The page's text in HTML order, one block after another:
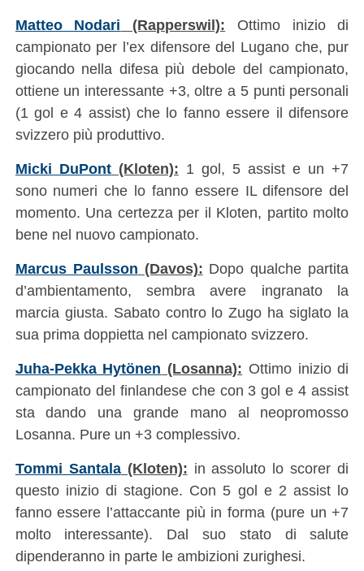
Matteo Nodari (Rapperswil): Ottimo inizio di
campionato per l’ex difensore del Lugano che, pur
giocando nella difesa più debole del campionato,
ottiene un interessante +3, oltre a 5 punti personali
(1 gol e 4 assist) che lo fanno essere il difensore
svizzero più produttivo.
Micki DuPont(Kloten): 1 gol, 5 assist e un +7
sono numeri che lo fanno essere IL difensore del
momento. Una certezza per il Kloten, partito molto
bene nel nuovo campionato.
Marcus Paulsson (Davos): Dopo qualche partita
d’ambientamento, sembra avere ingranato la
marcia giusta. Sabato contro lo Zugo ha siglato la
sua prima doppietta nel campionato svizzero.
Juha-Pekka Hytönen (Losanna): Ottimo inizio di
campionato del finlandese che con 3 gol e 4 assist
sta dando una grande mano al neopromosso
Losanna. Pure un +3 complessivo.
Tommi Santala(Kloten): in assoluto lo scorer di
questo inizio di stagione. Con 5 gol e 2 assist lo
fanno essere l’attaccante più in forma (pure un +7
molto interessante). Dal suo stato di salute
dipenderanno in parte le ambizioni zurighesi.